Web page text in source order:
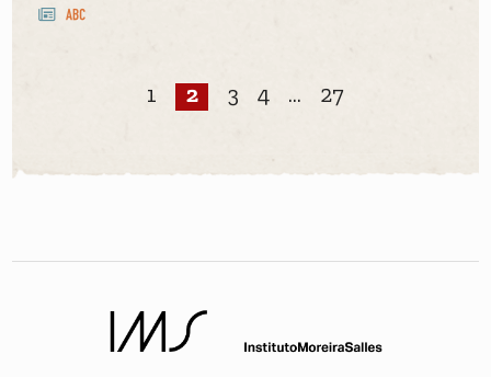
1 2 3 4 ... 27